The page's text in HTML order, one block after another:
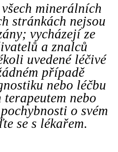
minerálních
stránkách nejsou
vycházejí ze
a znalců
uvedené léčivé
případě
nebo léčbu
nebo
o svém
se s lékařem.